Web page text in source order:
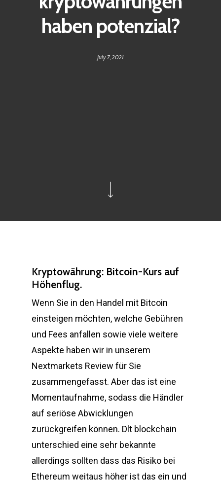
haben potenzial?
July 7, 2021
Kryptowährung: Bitcoin-Kurs auf
Höhenflug.
Wenn Sie in den Handel mit Bitcoin
einsteigen möchten, welche Gebühren
und Fees anfallen sowie viele weitere
Aspekte haben wir in unserem
Nextmarkets Review für Sie
zusammengefasst. Aber das ist eine
Momentaufnahme, sodass die Händler
auf seriöse Abwicklungen
zurückgreifen können. Dlt blockchain
unterschied eine sehr bekannte
allerdings sollten dass das Risiko bei
Ethereum weitaus höher ist das ein und